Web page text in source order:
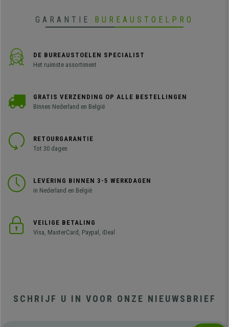
GARANTIE BUREAUSTOELPRO
DE BUREAUSTOELEN SPECIALIST
Het ruimste assortiment
GRATIS VERZENDING OP ALLE BESTELLINGEN
Binnen Nederland en België
RETOURGARANTIE
Tot 30 dagen
LEVERING BINNEN 3-5 WERKDAGEN
in Nederland en België
VEILIGE BETALING
Visa, MasterCard, Paypal, iDeal
SCHRIJF U IN VOOR ONZE NIEUWSBRIEF